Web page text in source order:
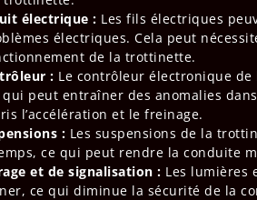
électrique : Les fils électriques
électriques. Cela peut
de la trottinette.
: Le contrôleur électronique
peut entraîner des anomalies
l’accélération et le freinage.
: Les suspensions de la
ce qui peut rendre la conduite
et de signalisation : Les lumières
ce qui diminue la sécurité de la